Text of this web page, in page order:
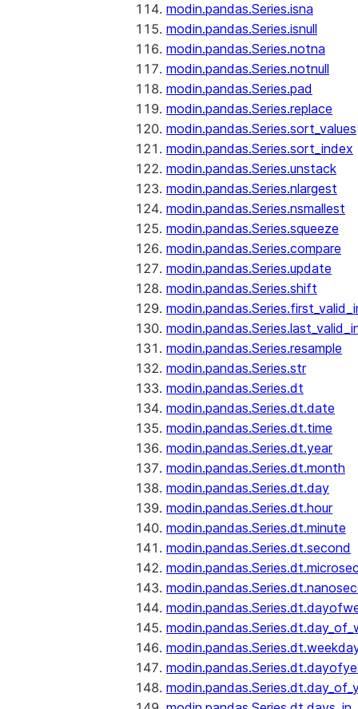
modin.pandas.Series.isna
modin.pandas.Series.isnull
modin.pandas.Series.notna
modin.pandas.Series.notnull
modin.pandas.Series.pad
modin.pandas.Series.replace
modin.pandas.Series.sort_values
modin.pandas.Series.sort_index
modin.pandas.Series.unstack
modin.pandas.Series.nlargest
modin.pandas.Series.nsmallest
modin.pandas.Series.squeeze
modin.pandas.Series.compare
modin.pandas.Series.update
modin.pandas.Series.shift
modin.pandas.Series.resample
modin.pandas.Series.str
modin.pandas.Series.dt
modin.pandas.Series.dt.date
modin.pandas.Series.dt.time
modin.pandas.Series.dt.year
modin.pandas.Series.dt.month
modin.pandas.Series.dt.day
modin.pandas.Series.dt.hour
modin.pandas.Series.dt.minute
modin.pandas.Series.dt.second